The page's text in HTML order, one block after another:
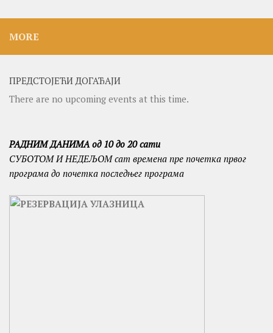
MORE
ПРЕДСТОЈЕЋИ ДОГАЂАЈИ
There are no upcoming events at this time.
РАДНИМ ДАНИМА од 10 до 20 сати
СУБОТОМ ИНЕДЕЉОМ сат времена пре почетка првог
програма до почетка последњег програма